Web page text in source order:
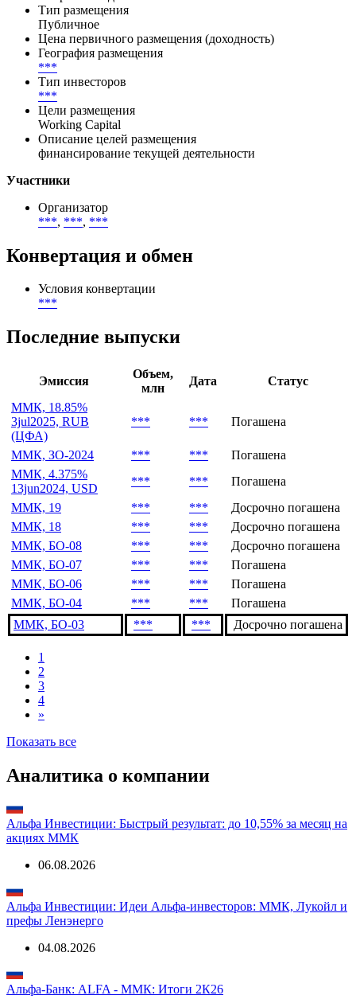
Тип размещения
Публичное
Цена первичного размещения (доходность)
География размещения
***
Тип инвесторов
***
Цели размещения
Working Capital
Описание целей размещения
финансирование текущей деятельности
Участники
Организатор
***, ***, ***
Конвертация и обмен
Условия конвертации
***
Последние выпуски
Эмиссия
Объем,
млн
Дата
Статус
ММК, 18.85%
3jul2025, RUB
(ЦФА)
*** *** Погашена
ММК, ЗО-2024 *** ***
Погашена
ММК, 4.375%
13jun2024, USD
*** ***
Погашена
ММК, 19
*** ***
Досрочно погашена
ММК, 18
*** ***
Досрочно погашена
ММК, БО-08
*** ***
Досрочно погашена
ММК, БО-07
*** ***
Погашена
ММК, БО-06
*** ***
Погашена
ММК, БО-04
*** ***
Погашена
ММК, БО-03
*** *** Досрочно погашена
1
2
3
4
»
Показать все
Аналитика о компании
Альфа Инвестиции: Быстрый результат: до 10,55% за месяц на
акциях ММК
06.08.2026
Альфа Инвестиции: Идеи Альфа-инвесторов: ММК, Лукойл и
префы Ленэнерго
04.08.2026
Альфа-Банк: ALFA - ММК: Итоги 2К26